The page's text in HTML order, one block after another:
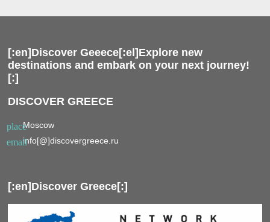
[:en]Discover Geeece[:el]Explore new
destinations and embark on your next journey!
[:]
DISCOVER GREECE
placeMoscow
emailinfo[@]discovergreece.ru
[:en]Discover Greece[:]